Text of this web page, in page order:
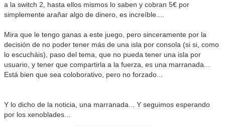
a la switch 2, hasta ellos mismos lo saben y cobran 5€ por
simplemente arañar algo de dinero, es increíble....
Mira que le tengo ganas a este juego, pero sinceramente por la
decisión de no poder tener más de una isla por consola (si si, como
lo escucháis), paso del tema, que no pueda tener una isla por
usuario, y tener que compartirla a la fuerza, es una marranada...
Está bien que sea coloborativo, pero no forzado...
Y lo dicho de la noticia, una marranada... Y seguimos esperando
por los xenoblades...